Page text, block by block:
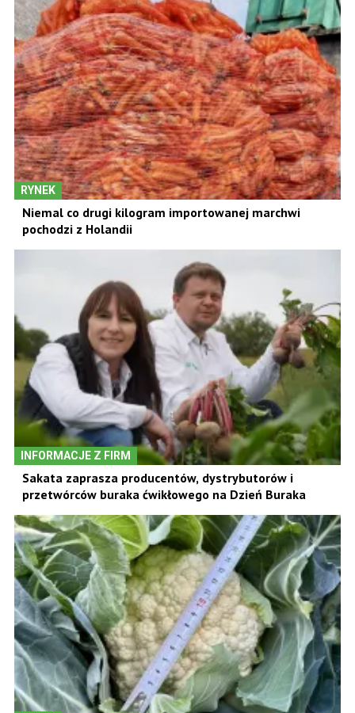
RYNEK
Niemal co drugi kilogram importowanej marchwi
pochodzi z Holandii
INFORMACJE Z FIRM
Sakata zaprasza producentów, dystrybutorów i
przetwórców buraka ćwikłowego na Dzień Buraka